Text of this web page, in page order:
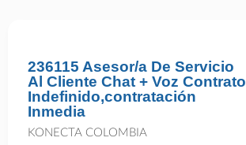
236115 Asesor/a De Servicio
Al Cliente Chat + Voz Contrato
Indefinido,contratación
Inmedia
KONECTA COLOMBIA